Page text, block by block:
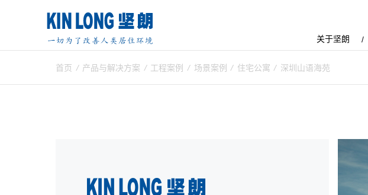
关于坚朗
首页 / 产品与解决方案 / 工程案例 / 场景案例 / 住宅公寓 / 深圳山语海苑